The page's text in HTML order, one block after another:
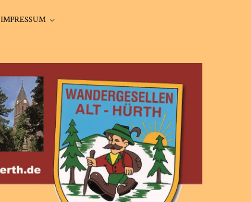
IMPRESSUM